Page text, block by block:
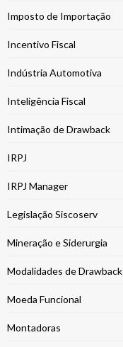
Imposto de Importação
Incentivo Fiscal
Indústria Automotiva
Inteligência Fiscal
Intimação de Drawback
IRPJ
IRPJ Manager
Legislação Siscoserv
Mineração e Siderurgia
Modalidades de Drawback
Moeda Funcional
Montadoras